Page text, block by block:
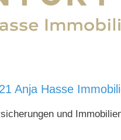
Anja Hasse
und